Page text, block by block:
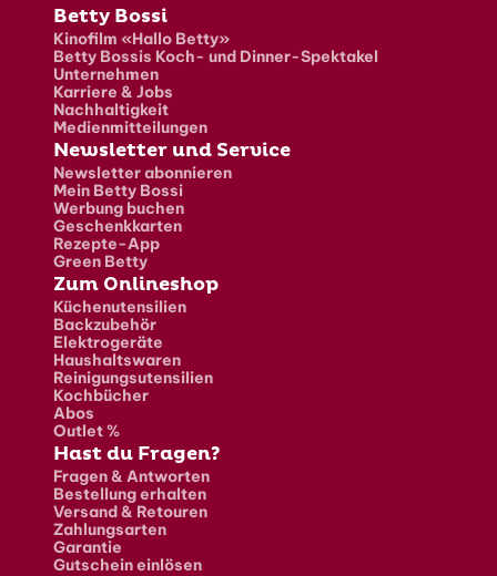
Fusszeile
Betty Bossi
Kinofilm «Hallo Betty»
Betty Bossis Koch- und Dinner-Spektakel
Unternehmen
Karriere & Jobs
Nachhaltigkeit
Medienmitteilungen
Newsletter und Service
Newsletter abonnieren
Mein Betty Bossi
Werbung buchen
Geschenkkarten
Rezepte-App
Green Betty
Zum Onlineshop
Küchenutensilien
Backzubehör
Elektrogeräte
Haushaltswaren
Reinigungsutensilien
Kochbücher
Abos
Outlet %
Hast du Fragen?
Fragen & Antworten
Bestellung erhalten
Versand & Retouren
Zahlungsarten
Garantie
Gutschein einlösen